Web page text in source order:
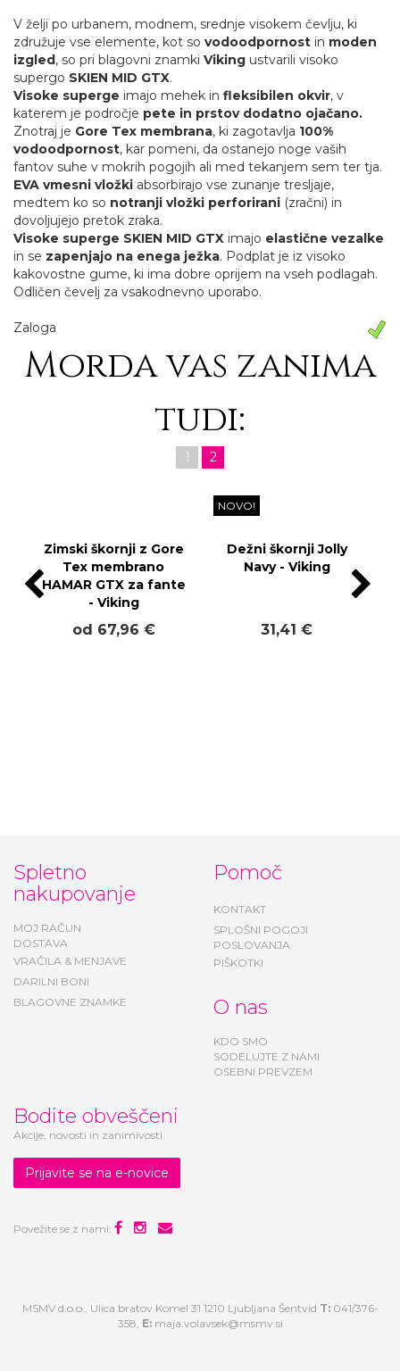
V želji po urbanem, modnem, srednje visokem čevlju, ki
združuje vse elemente, kot so vodoodpornost in moden
izgled , so pri blagovni znamki Viking ustvarili visoko
supergo SKIEN MID GTX.
Visoke superge imajo mehek in fleksibilen okvir, v
katerem je področje pete in prstov dodatno ojačano.
Znotraj je Gore Tex membrana, ki zagotavlja 100%
vodoodpornost, kar pomeni, da ostanejo noge vaših
fantov suhe v mokrih pogojih ali med tekanjem sem ter tja.
EVA vmesni vložki absorbirajo vse zunanje tresljaje,
medtem ko so notranji vložki perforirani (zračni) in
dovoljujejo pretok zraka.
Visoke superge SKIEN MID GTX imajo elastične vezalke
in se zapenjajo na enega ježka. Podplat je iz visoko
kakovostne gume, ki ima dobre oprijem na vseh podlagah.
Odličen čevelj za vsakodnevno uporabo.
Zaloga
Morda vas zanima
tudi:
1 2
Zimski škornji z Gore
Tex membrano
HAMAR GTX za fante
- Viking
NOVO!
Dežni škornji Jolly
nakupovanje
DOSTAVA
VRAČILA & MENJAVE
DARILNI BONI
BLAGOVNE ZNAMKE
SPLOŠNI POGOJI
POSLOVANJA
PIŠKOTKI
SODELUJTE Z NAMI
OSEBNI PREVZEM
Akcije, novosti in zanimivosti.
Prijavite se na e-novice
358,E: maja.volavsek@msmv.si